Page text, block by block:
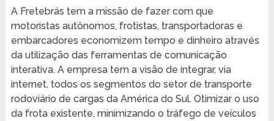
A Fretebrás tem a missão de fazer com que
motoristas autônomos, frotistas, transportadoras e
embarcadores economizem tempo e dinheiro através
da utilização das ferramentas de comunicação
interativa. A empresa tem a visão de integrar, via
internet, todos os segmentos do setor de transporte
rodoviário de cargas da América do Sul. Otimizar o uso
da frota existente, minimizando o tráfego de veículos